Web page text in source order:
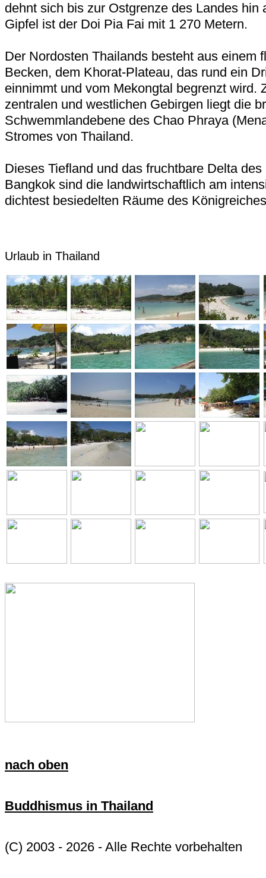
dehnt sich bis zur Ostgrenze des Landes hin
Gipfel ist der Doi Pia Fai mit 1 270 Metern.
Der Nordosten Thailands besteht aus einem
Becken, dem Khorat-Plateau, das rund ein
einnimmt und vom Mekongtal begrenzt wird.
zentralen und westlichen Gebirgen liegt die
Schwemmlandebene des Chao Phraya
Stromes von Thailand.
Dieses Tiefland und das fruchtbare Delta
Bangkok sind die landwirtschaftlich am
dichtest besiedelten Räume des
Urlaub in Thailand
nach oben
Buddhismus in Thailand
(C) 2003 - 2026 - Alle Rechte vorbehalten